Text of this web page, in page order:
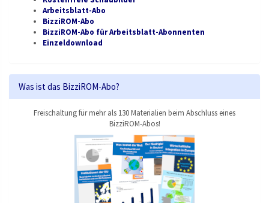
Arbeitsblatt-Abo
BizziROM-Abo
BizziROM-Abo für Arbeitsblatt-Abonnenten
Einzeldownload
Was ist das BizziROM-Abo?
Freischaltung für mehr als 130 Materialien beim Abschluss eines
BizziROM-Abos!